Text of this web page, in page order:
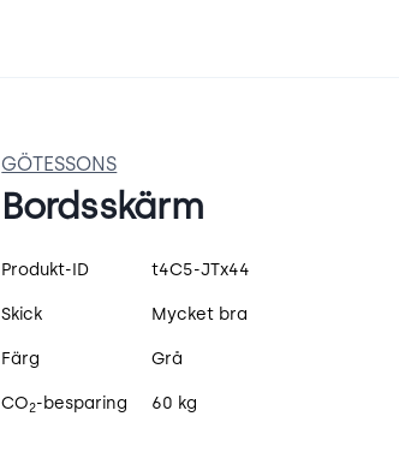
GÖTESSONS
Bordsskärm
Produktspecifikation
Produkt-ID t4C5-JTx44
Skick Mycket bra
Färg Grå
CO2-besparing 60 kg